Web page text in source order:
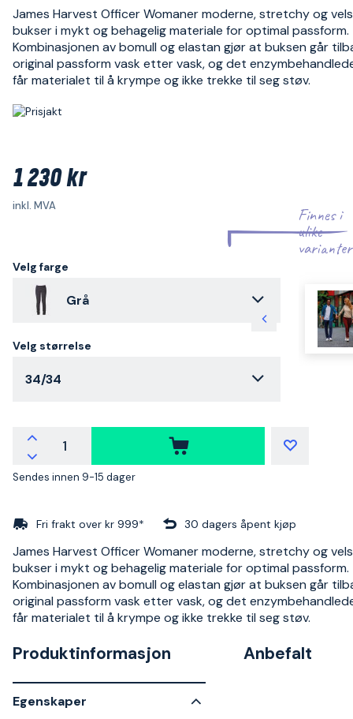
James Harvest Officer Womaner moderne, stretchy og
bukser i mykt og behagelig materiale for optimal passform.
Kombinasjonen av bomull og elastan gjør at buksen går
original passform vask etter vask, og det
får materialet til å krympe og ikke trekke til seg støv.
1 230 kr
inkl. MVA
Finnes i
ulike
varianter
Velg farge
Grå
Velg størrelse
34/34
Sendes innen 9-15 dager
Fri frakt over kr 999* 30 dagers åpent kjøp
James Harvest Officer Womaner moderne, stretchy og
bukser i mykt og behagelig materiale for optimal passform.
Kombinasjonen av bomull og elastan gjør at buksen går
original passform vask etter vask, og det
får materialet til å krympe og ikke trekke til seg støv.
Produktinformasjon
Egenskaper
Anbefalt